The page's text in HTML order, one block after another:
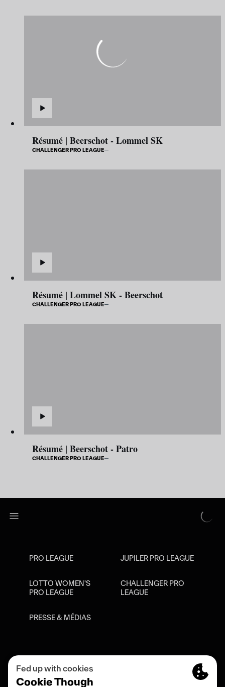
Résumé | Beerschot - Lommel SK
CHALLENGER PRO LEAGUE
Résumé | Lommel SK - Beerschot
CHALLENGER PRO LEAGUE
Résumé | Beerschot - Patro
CHALLENGER PRO LEAGUE
PRO LEAGUE JUPILER PRO LEAGUE
LOTTO WOMEN'S
PRO LEAGUE
CHALLENGER PRO
LEAGUE
PRESSE & MÉDIAS
Privacy Policy